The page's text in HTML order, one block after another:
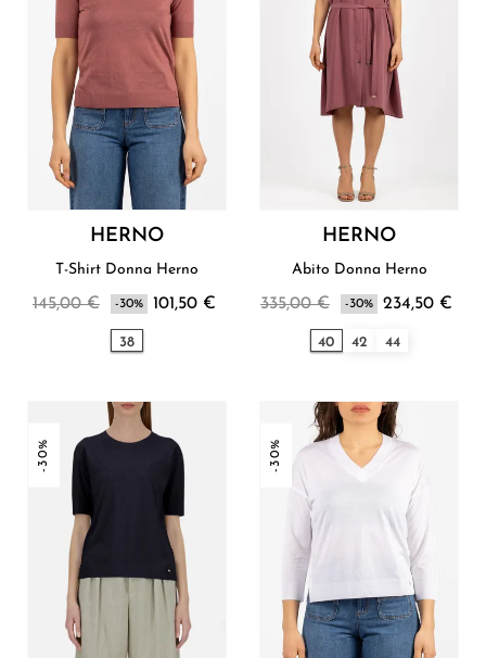
HERNO
T-Shirt Donna Herno
145,00 € -30% 101,50 €
38
HERNO
Abito Donna Herno
335,00 € -30% 234,50 €
40 42 44
-30% -30%